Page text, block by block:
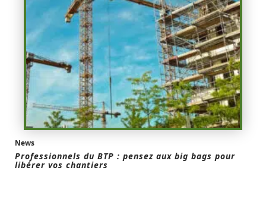
News
Professionnels du BTP : pensez aux big bags pour
libérer vos chantiers